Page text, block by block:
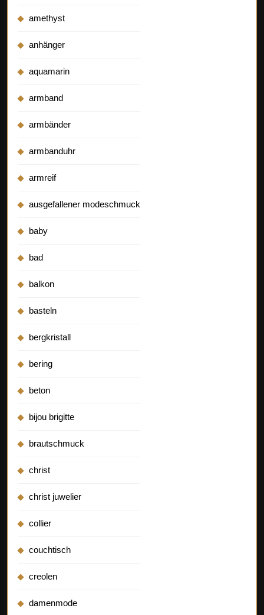
amethyst
anhänger
aquamarin
armband
armbänder
armbanduhr
armreif
ausgefallener modeschmuck
baby
bad
balkon
basteln
bergkristall
bering
beton
bijou brigitte
brautschmuck
christ
christ juwelier
collier
couchtisch
creolen
damenmode